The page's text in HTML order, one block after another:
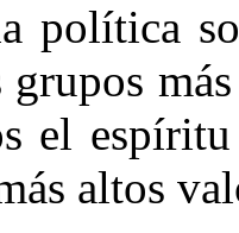
política
grupos
el
altos